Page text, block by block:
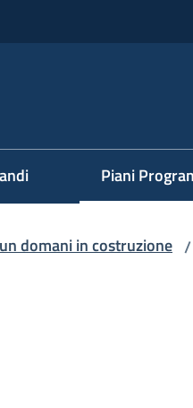
Piani
Menu
domani in costruzione /